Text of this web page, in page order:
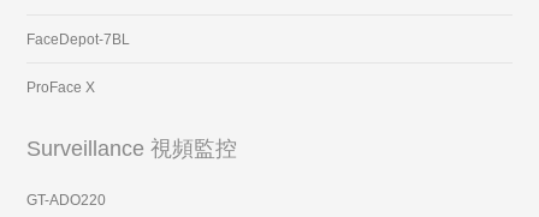
FaceDepot-7BL
ProFace X
Surveillance 視頻監控
GT-ADO220